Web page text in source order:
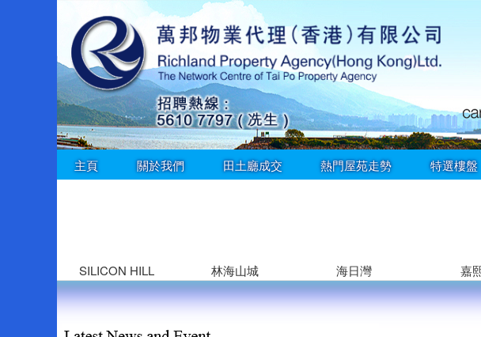
主頁 關於我們 田土廳成交 熱門屋苑走勢 特選樓盤
SILICON HILL 林海山城 海日灣 嘉